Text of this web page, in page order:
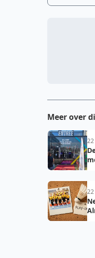
Meer over